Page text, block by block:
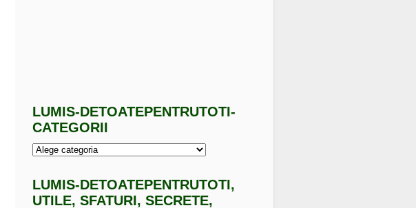
LUMIS-DETOATEPENTRUTOTI-
CATEGORII
LUMIS-DETOATEPENTRUTOTI,
UTILE, SFATURI, SECRETE,